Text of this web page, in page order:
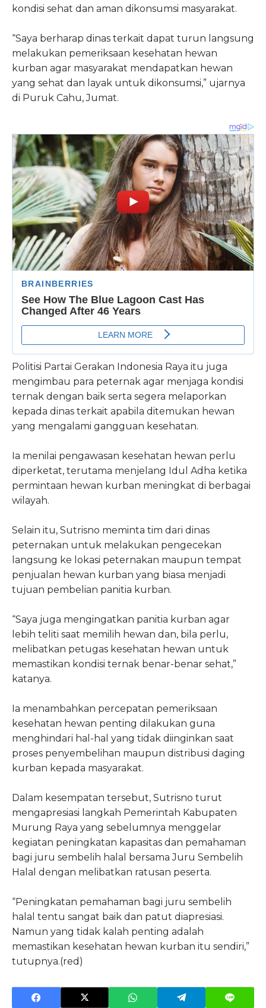
kondisi sehat dan aman dikonsumsi masyarakat.
“Saya berharap dinas terkait dapat turun langsung
melakukan pemeriksaan kesehatan hewan
kurban agar masyarakat mendapatkan hewan
yang sehat dan layak untuk dikonsumsi,” ujarnya
di Puruk Cahu, Jumat.
Politisi Partai Gerakan Indonesia Raya itu juga
mengimbau para peternak agar menjaga kondisi
ternak dengan baik serta segera melaporkan
kepada dinas terkait apabila ditemukan hewan
yang mengalami gangguan kesehatan.
Ia menilai pengawasan kesehatan hewan perlu
diperketat, terutama menjelang Idul Adha ketika
permintaan hewan kurban meningkat di berbagai
wilayah.
Selain itu, Sutrisno meminta tim dari dinas
peternakan untuk melakukan pengecekan
langsung ke lokasi peternakan maupun tempat
penjualan hewan kurban yang biasa menjadi
tujuan pembelian panitia kurban.
“Saya juga mengingatkan panitia kurban agar
lebih teliti saat memilih hewan dan, bila perlu,
melibatkan petugas kesehatan hewan untuk
memastikan kondisi ternak benar-benar sehat,”
katanya.
Ia menambahkan percepatan pemeriksaan
kesehatan hewan penting dilakukan guna
menghindari hal-hal yang tidak diinginkan saat
proses penyembelihan maupun distribusi daging
kurban kepada masyarakat.
Dalam kesempatan tersebut, Sutrisno turut
mengapresiasi langkah Pemerintah Kabupaten
Murung Raya yang sebelumnya menggelar
kegiatan peningkatan kapasitas dan pemahaman
bagi juru sembelih halal bersama Juru Sembelih
Halal dengan melibatkan ratusan peserta.
“Peningkatan pemahaman bagi juru sembelih
halal tentu sangat baik dan patut diapresiasi.
Namun yang tidak kalah penting adalah
memastikan kesehatan hewan kurban itu sendiri,”
tutupnya.(red)